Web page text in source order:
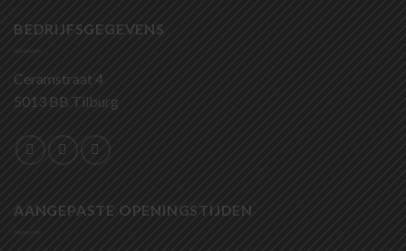
BEDRIJFSGEGEVENS
Ceramstraat 4
5013 BB Tilburg
AANGEPASTE OPENINGSTIJDEN